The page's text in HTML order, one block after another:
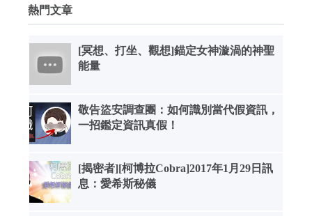
熱門文章
[冥想、打坐、觀想]錨定女神漩渦的神聖
能量
敬告盜安調查團：如何識別當代假資訊，
一招鑑定資訊真假！
[揭密者][柯博拉Cobra]2017年1月29日訊
息：愛希斯秘儀